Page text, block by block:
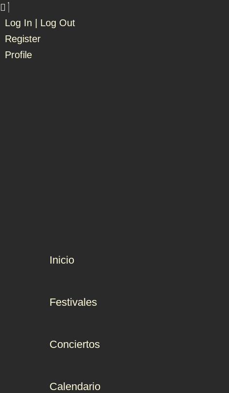
Log In | Log Out
Register
Profile
Inicio
Festivales
Conciertos
Calendario